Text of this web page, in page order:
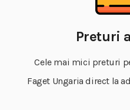
Preturi
Cele mai mici preturi
Faget Ungaria direct la